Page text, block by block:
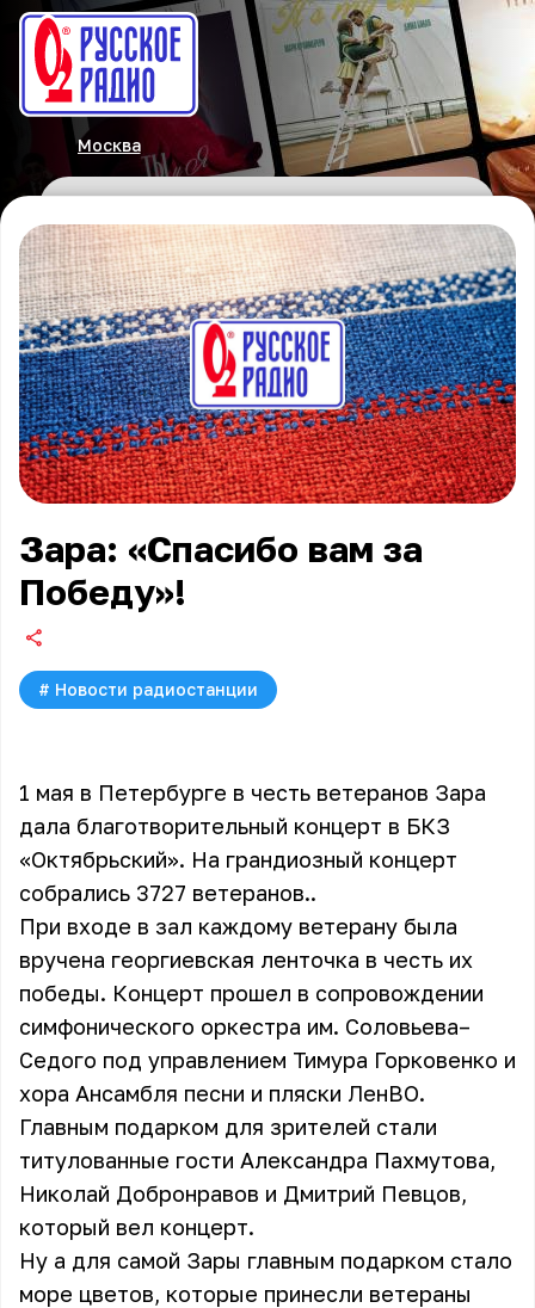
Москва
Зара: «Спасибо вам за
Победу»!
# Новости радиостанции
1 мая в Петербурге в честь ветеранов Зара
дала благотворительный концерт в БКЗ
«Октябрьский». На грандиозный концерт
собрались 3727 ветеранов..
При входе в зал каждому ветерану была
вручена георгиевская ленточка в честь их
победы. Концерт прошел в сопровождении
симфонического оркестра им. Соловьева–
Седого под управлением Тимура Горковенко и
хора Ансамбля песни и пляски ЛенВО.
Главным подарком для зрителей стали
титулованные гости Александра Пахмутова,
Николай Добронравов и Дмитрий Певцов,
который вел концерт.
Ну а для самой Зары главным подарком стало
море цветов, которые принесли ветераны